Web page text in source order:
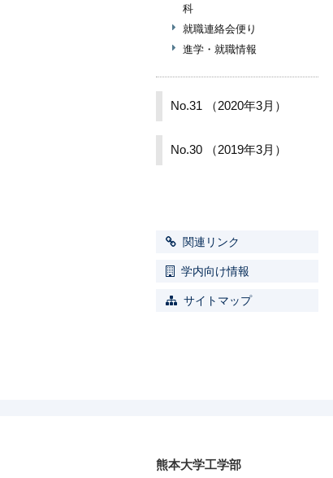
科
就職連絡会便り
進学・就職情報
No.31 （2020年3月）
No.30 （2019年3月）
関連リンク
学内向け情報
サイトマップ
熊本大学工学部